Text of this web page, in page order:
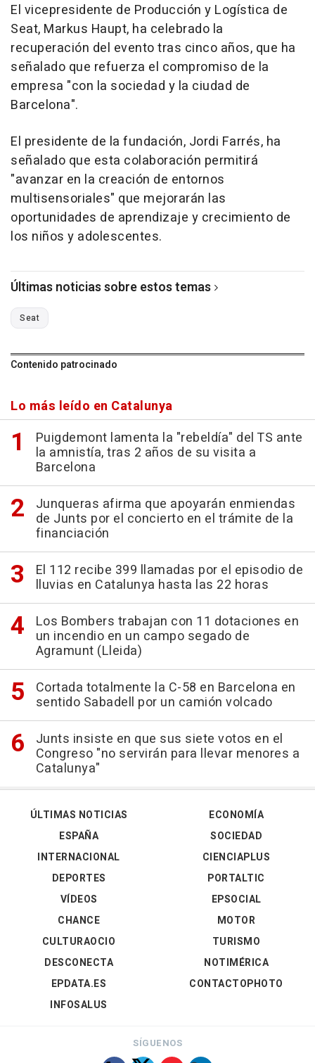
El vicepresidente de Producción y Logística de
Seat, Markus Haupt, ha celebrado la
recuperación del evento tras cinco años, que ha
señalado que refuerza el compromiso de la
empresa "con la sociedad y la ciudad de
Barcelona".
El presidente de la fundación, Jordi Farrés, ha
señalado que esta colaboración permitirá
"avanzar en la creación de entornos
multisensoriales" que mejorarán las
oportunidades de aprendizaje y crecimiento de
los niños y adolescentes.
Últimas noticias sobre estos temas
Seat
Contenido patrocinado
Lo más leído en Catalunya
Puigdemont lamenta la "rebeldía" del TS ante
la amnistía, tras 2 años de su visita a
Barcelona
Junqueras afirma que apoyarán enmiendas
de Junts por el concierto en el trámite de la
financiación
El 112 recibe 399 llamadas por el episodio de
lluvias en Catalunya hasta las 22 horas
Los Bombers trabajan con 11 dotaciones en
un incendio en un campo segado de
Agramunt (Lleida)
Cortada totalmente la C-58 en Barcelona en
sentido Sabadell por un camión volcado
Junts insiste en que sus siete votos en el
Congreso "no servirán para llevar menores a
Catalunya"
ÚLTIMAS NOTICIAS
ESPAÑA
INTERNACIONAL
DEPORTES
VÍDEOS
ECONOMÍA
SOCIEDAD
CIENCIAPLUS
PORTALTIC
EPSOCIAL
CHANCE
CULTURAOCIO
DESCONECTA
EPDATA.ES
INFOSALUS
MOTOR
TURISMO
NOTIMÉRICA
CONTACTOPHOTO
SÍGUENOS